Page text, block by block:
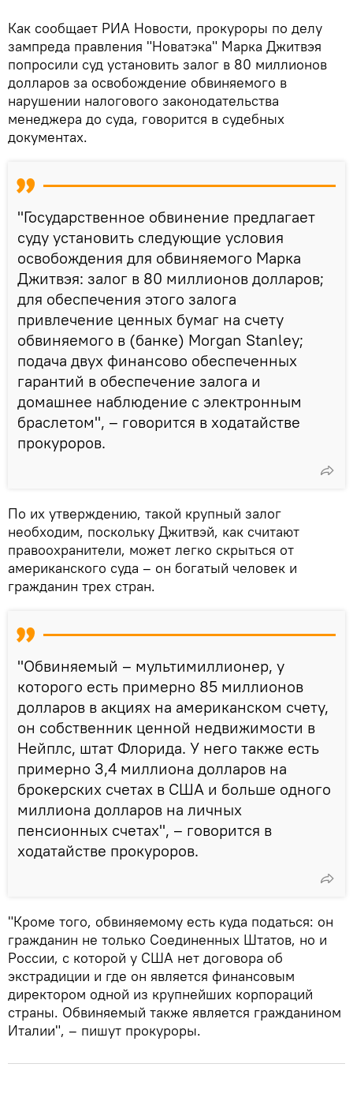
Как сообщает РИА Новости, прокуроры по делу
зампреда правления "Новатэка" Марка Джитвэя
попросили суд установить залог в 80 миллионов
долларов за освобождение обвиняемого в
нарушении налогового законодательства
менеджера до суда, говорится в судебных
документах.
"Государственное обвинение предлагает
суду установить следующие условия
освобождения для обвиняемого Марка
Джитвэя: залог в 80 миллионов долларов;
для обеспечения этого залога
привлечение ценных бумаг на счету
обвиняемого в (банке) Morgan Stanley;
подача двух финансово обеспеченных
гарантий в обеспечение залога и
домашнее наблюдение с электронным
браслетом", – говорится в ходатайстве
прокуроров.
По их утверждению, такой крупный залог
необходим, поскольку Джитвэй, как считают
правоохранители, может легко скрыться от
американского суда – он богатый человек и
гражданин трех стран.
"Обвиняемый – мультимиллионер, у
которого есть примерно 85 миллионов
долларов в акциях на американском счету,
он собственник ценной недвижимости в
Нейплс, штат Флорида. У него также есть
примерно 3,4 миллиона долларов на
брокерских счетах в США и больше одного
миллиона долларов на личных
пенсионных счетах", – говорится в
ходатайстве прокуроров.
"Кроме того, обвиняемому есть куда податься: он
гражданин не только Соединенных Штатов, но и
России, с которой у США нет договора об
экстрадиции и где он является финансовым
директором одной из крупнейших корпораций
страны. Обвиняемый также является гражданином
Италии", – пишут прокуроры.